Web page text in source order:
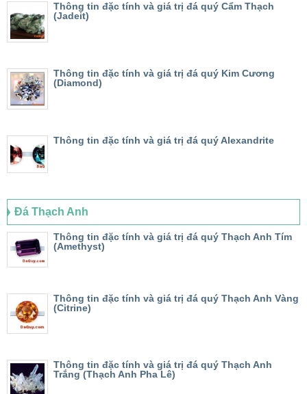
Thông tin đặc tính và giá trị đá quý Cẩm Thạch
(Jadeit)
Thông tin đặc tính và giá trị đá quý Kim Cương
(Diamond)
Thông tin đặc tính và giá trị đá quý Alexandrite
Đá Thạch Anh
Thông tin đặc tính và giá trị đá quý Thạch Anh Tím
(Amethyst)
Thông tin đặc tính và giá trị đá quý Thạch Anh Vàng
(Citrine)
Thông tin đặc tính và giá trị đá quý Thạch Anh
Trắng (Thạch Anh Pha Lê)